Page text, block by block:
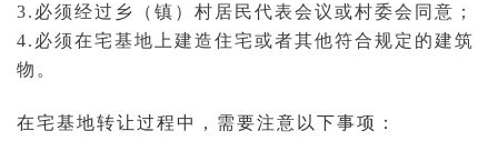
3.必须经过乡（镇）村居民代表会议或村委会同意；
4.必须在宅基地上建造住宅或者其他符合规定的建筑
物。
在宅基地转让过程中，需要注意以下事项：